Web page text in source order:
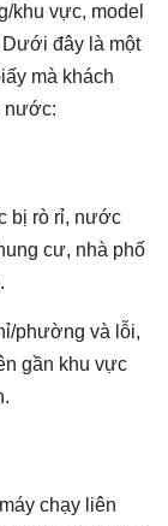
khu vực, model
đây là một
mà khách
nước:
bị rò rỉ, nước
cư, nhà phố
phường và lỗi,
gần khu vực
chạy liên